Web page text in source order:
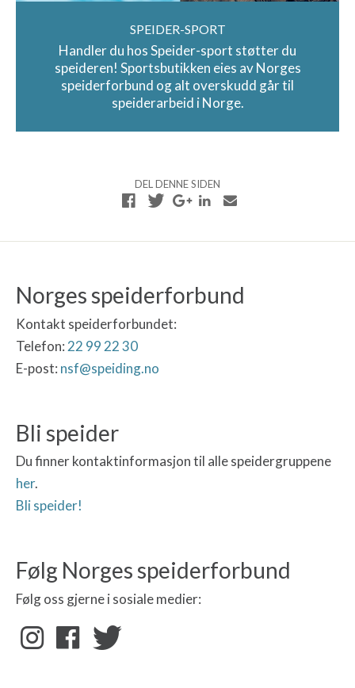
SPEIDER-SPORT
Handler du hos Speider-sport støtter du
speideren! Sportsbutikken eies av Norges
speiderforbund og alt overskudd går til
speiderarbeid i Norge.
DEL DENNE SIDEN
Norges speiderforbund
Kontakt speiderforbundet:
Telefon: 22 99 22 30
E-post: nsf@speiding.no
Bli speider
Du finner kontaktinformasjon til alle speidergruppene
her.
Bli speider!
Følg Norges speiderforbund
Følg oss gjerne i sosiale medier: